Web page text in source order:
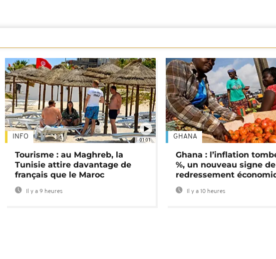
01:01
INFO
Tourisme : au Maghreb, la
Tunisie attire davantage de
français que le Maroc
Il y a 9 heures
GHANA
Ghana : l’inflation
%, un nouveau signe de
redressement
Il y a 10 heures